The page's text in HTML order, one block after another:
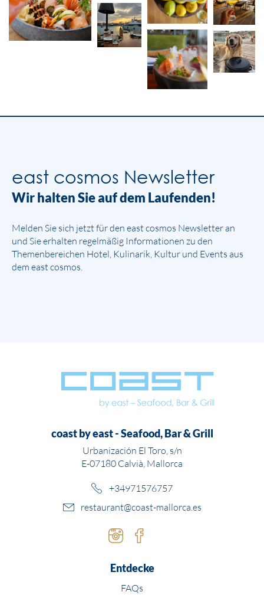
east cosmos Newsletter
Wir halten Sie auf dem Laufenden!
Melden Sie sich jetzt für den east cosmos Newsletter an
und Sie erhalten regelmäßig Informationen zu den
Themenbereichen Hotel, Kulinarik, Kultur und Events aus
dem east cosmos.
coast by east - Seafood, Bar & Grill
Urbanización El Toro, s/n
E-07180 Calvià, Mallorca
+34971576757
restaurant@coast-mallorca.es
InstagramFacebook
Entdecke
FAQs